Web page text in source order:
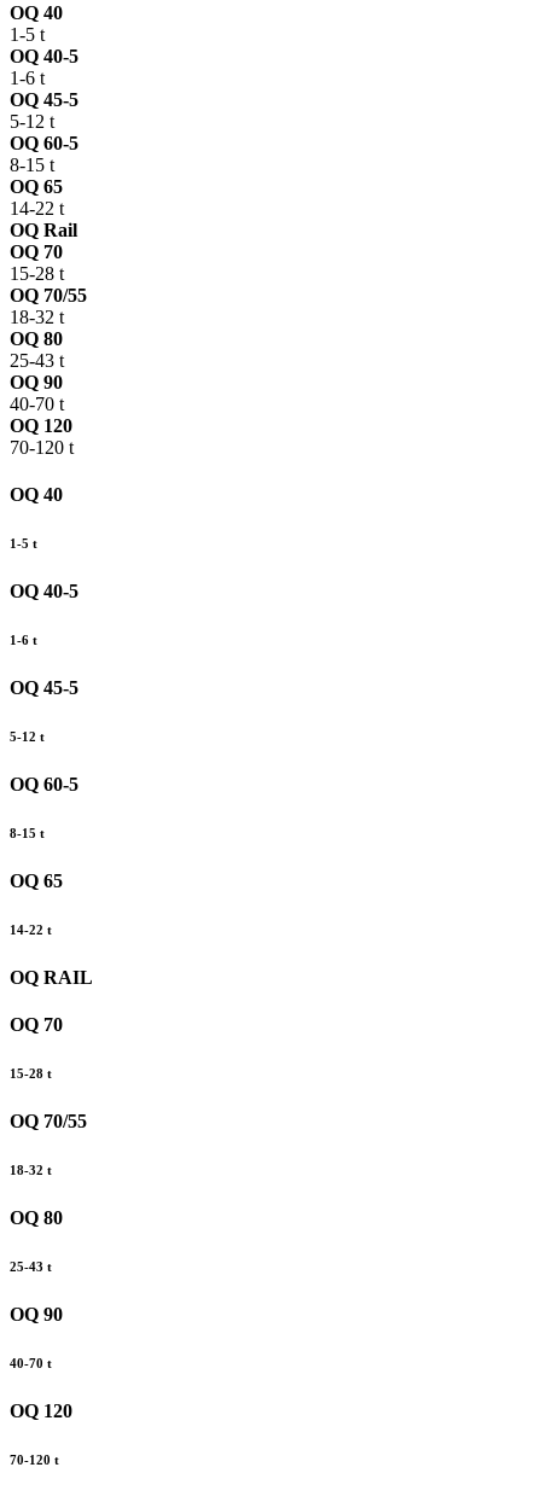
OQ 40
1-5 t
OQ 40-5
1-6 t
OQ 45-5
5-12 t
OQ 60-5
8-15 t
OQ 65
14-22 t
OQ Rail
OQ 70
15-28 t
OQ 70/55
18-32 t
OQ 80
25-43 t
OQ 90
40-70 t
OQ 120
70-120 t
OQ 40
1-5 t
OQ 40-5
1-6 t
OQ 45-5
5-12 t
OQ 60-5
8-15 t
OQ 65
14-22 t
OQ RAIL
OQ 70
15-28 t
OQ 70/55
18-32 t
OQ 80
25-43 t
OQ 90
40-70 t
OQ 120
70-120 t